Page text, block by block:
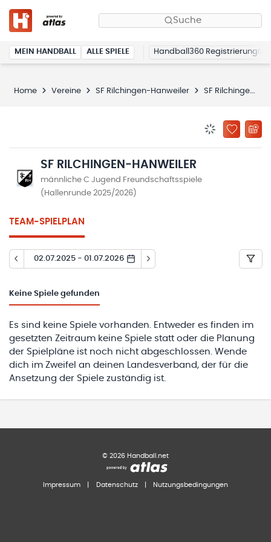
Suche
MEIN HANDBALL ALLE SPIELE Handball360 Registrierung
Home Vereine SF Rilchingen-Hanweiler SF Rilchingen-Hanweiler
ZU
SF RILCHINGEN-HANWEILER
männliche C Jugend Freundschaftsspiele
(Hallenrunde 2025/2026)
TEAM-SPIELPLAN
02.07.2025 - 01.07.2026
Keine Spiele gefunden
Es sind keine Spiele vorhanden. Entweder es finden im
gesetzten Zeitraum keine Spiele statt oder die Planung
der Spielpläne ist noch nicht abgeschlossen. Wende
dich im Zweifel an deinen Landesverband, der für die
Ansetzung der Spiele zuständig ist.
© 2026 Handball.net
Impressum Datenschutz Nutzungsbedingungen